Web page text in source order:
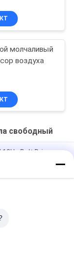
молчаливый
воздуха
свободный
10Hp Belt Driven
Min Copper Wire